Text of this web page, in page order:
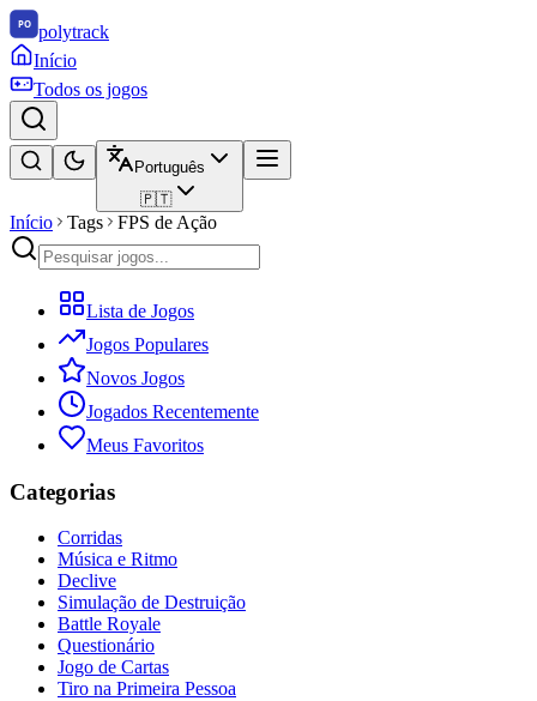
polytrack
Início
Todos os jogos
Português
🇵🇹
Início Tags FPS de Ação
Lista de Jogos
Jogos Populares
Novos Jogos
Jogados Recentemente
Meus Favoritos
Categorias
Corridas
Música e Ritmo
Declive
Simulação de Destruição
Battle Royale
Questionário
Jogo de Cartas
Tiro na Primeira Pessoa